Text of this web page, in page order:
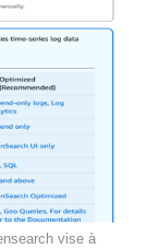
vise à